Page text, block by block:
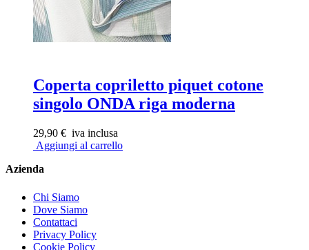
Coperta copriletto piquet cotone
singolo ONDA riga moderna
29,90 € iva inclusa
Aggiungi al carrello
Azienda
Chi Siamo
Dove Siamo
Contattaci
Privacy Policy
Cookie Policy